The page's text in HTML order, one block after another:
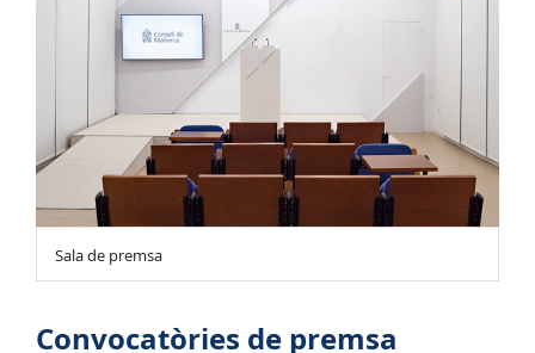
Sala de premsa
Convocatòries de premsa